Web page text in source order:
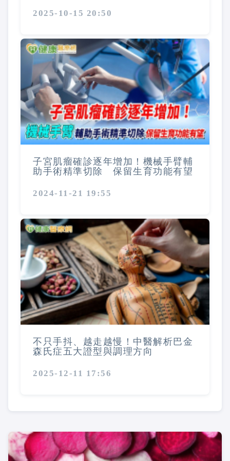
2025-10-15 20:50
子宮肌瘤確診逐年增加！機械手臂輔
助手術精準切除 保留生育功能有望
2024-11-21 19:55
不只手抖、越走越慢！中醫解析巴金
森氏症五大證型與調理方向
2025-12-11 17:56